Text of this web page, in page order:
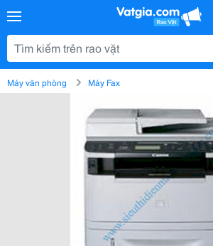
Máy văn phòng Máy Fax